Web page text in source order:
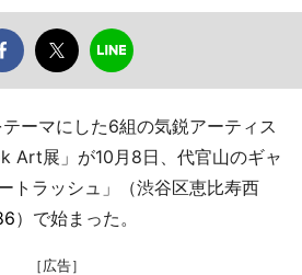
ーマにした6組の気鋭アーティス
Art展」が10月8日、代官山のギャ
トラッシュ」（渋谷区恵比寿西
）で始まった。
［広告］